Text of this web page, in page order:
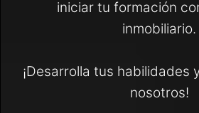
iniciar tu formación
inmobiliario.
¡Desarrolla tus habilidades
nosotros!